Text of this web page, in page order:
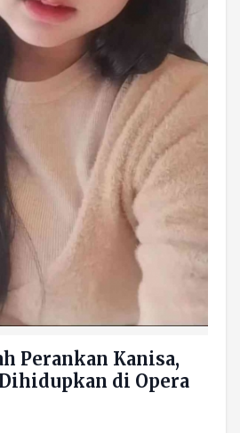
Perankan Kanisa,
di Opera